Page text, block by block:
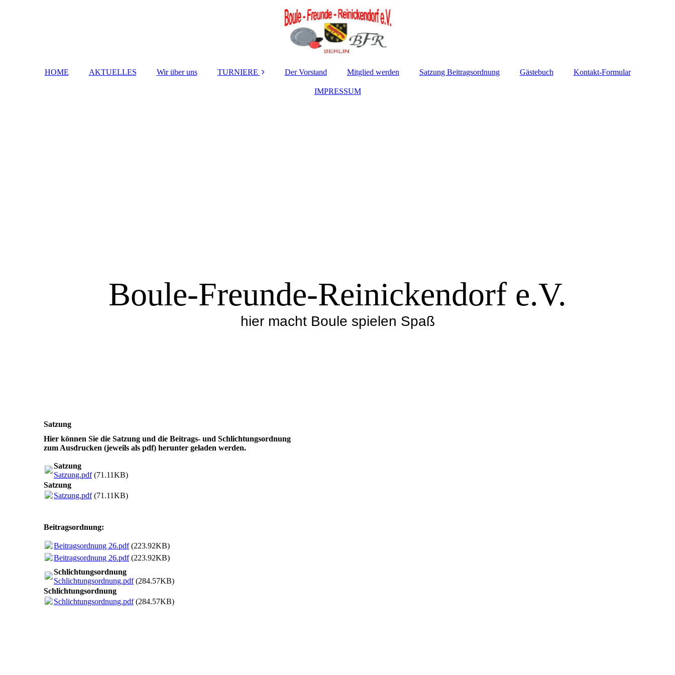
HOME AKTUELLES Wir über uns TURNIERE Der Vorstand Mitglied werden Satzung Beitragsordnung Gästebuch Kontakt-Formular
IMPRESSUM
Boule-Freunde-Reinickendorf e.V.
hier macht Boule spielen Spaß
Satzung
Hier können Sie die Satzung und die Beitrags- und Schlichtungsordnung
zum Ausdrucken (jeweils als pdf) herunter geladen werden.
Satzung
Satzung.pdf(71.11KB)
Satzung
Satzung.pdf(71.11KB)
Beitragsordnung:
Beitragsordnung 26.pdf(223.92KB)
Beitragsordnung 26.pdf(223.92KB)
Schlichtungsordnung
Schlichtungsordnung.pdf(284.57KB)
Schlichtungsordnung
Schlichtungsordnung.pdf(284.57KB)